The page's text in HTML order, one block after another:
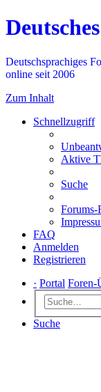
Deutschsprachiges
online seit 2006
Zum Inhalt
Schnellzugriff
Aktive
Suche
Forums-
FAQ
Anmelden
Registrieren
· Portal Foren-
Suche